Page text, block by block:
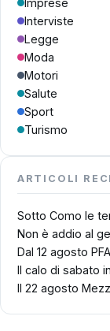
Imprese
Interviste
Legge
Moda
Motori
Salute
Sport
Turismo
ARTICOLI
Sotto Como le
Non è addio al
Dal 12 agosto
Il calo di sabato
Il 22 agosto